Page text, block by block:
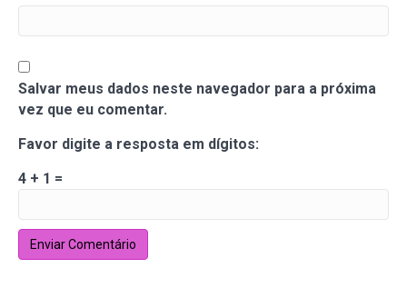
Salvar meus dados neste navegador para a próxima
vez que eu comentar.
Favor digite a resposta em dígitos:
4 + 1 =